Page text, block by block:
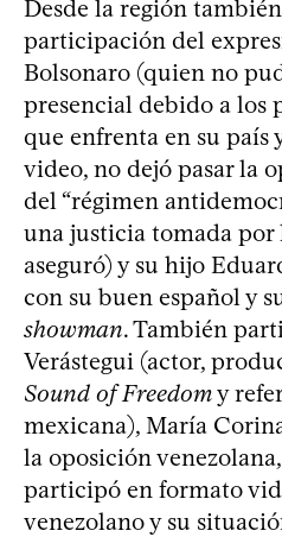
Desde la región
participación del
Bolsonaro (quien no
presencial debido a los
que enfrenta en su país
video, no dejó pasar la
del “régimen
una justicia tomada por
aseguró) y su hijo
con su buen español y
showman. También
Verástegui (actor,
Sound of Freedomy
mexicana), María
la oposición
participó en formato
venezolano y su